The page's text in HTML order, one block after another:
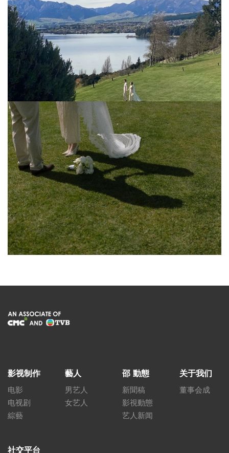
影视制作
电影
电视剧
綜藝
藝人
男艺人
女艺人
邵 動態
新聞稿
影視動態
艺人新闻
关于我们
董事会成
社交平台